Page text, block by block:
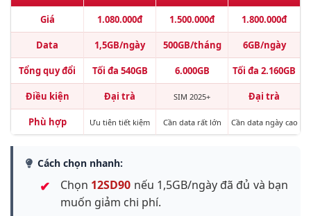
Giá 1.080.000đ 1.500.000đ 1.800.000đ
Data 1,5GB/ngày 500GB/tháng 6GB/ngày
Tổng quy đổi Tối đa 540GB 6.000GB Tối đa 2.160GB
Điều kiện Đại trà SIM 2025+ Đại trà
Phù hợp Ưu tiên tiết kiệm Cần data rất lớn Cần data ngày cao
Cách chọn nhanh:
Chọn 12SD90 nếu 1,5GB/ngày đã đủ và bạn
muốn giảm chi phí.